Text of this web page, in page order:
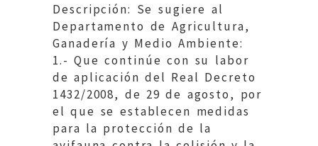
Descripción: Se sugiere al
Departamento de Agricultura,
Ganadería y Medio Ambiente:
1.- Que continúe con su labor
de aplicación del Real Decreto
1432/2008, de 29 de agosto, por
el que se establecen medidas
para la protección de la